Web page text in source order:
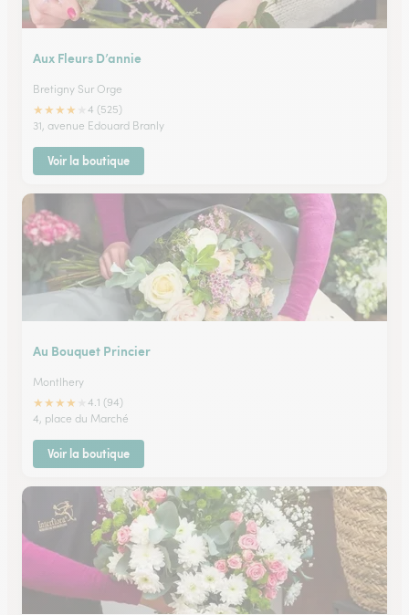
Aux Fleurs D’annie
Bretigny Sur Orge
★★★★
4 (525)
31, avenue Edouard Branly
Voir la boutique
Au Bouquet Princier
Montlhery
★★★★
4.1 (94)
4, place du Marché
Voir la boutique